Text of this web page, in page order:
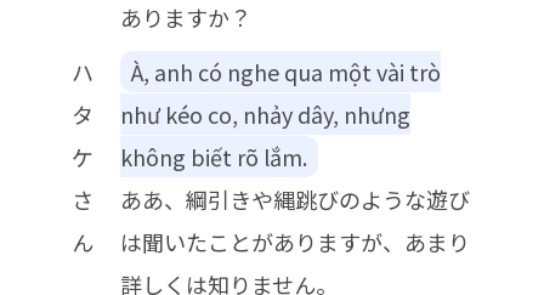
ありますか？
ハ
タ
ケ
さ
ん
À, anh có nghe qua một vài trò
như kéo co, nhảy dây, nhưng
không biết rõ lắm.
ああ、綱引きや縄跳びのような遊び
は聞いたことがありますが、あまり
詳しくは知りません。